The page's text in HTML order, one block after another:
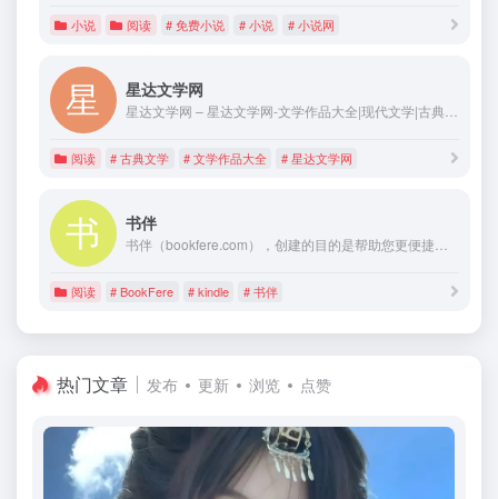
小说 阅读 # 免费小说 # 小说 # 小说网
星达文学网
星达文学网 – 星达文学网-文学作品大全|现代文学|古典文学
阅读 # 古典文学 # 文学作品大全 # 星达文学网
书伴
书伴（bookfere.com），创建的目的是帮助您更便捷、深入地使用手中的Kindle阅读器，让读书成为生命的一部分，让灵魂永远行走在路上。
阅读 # BookFere # kindle # 书伴
热门文章 发布 更新 浏览 点赞